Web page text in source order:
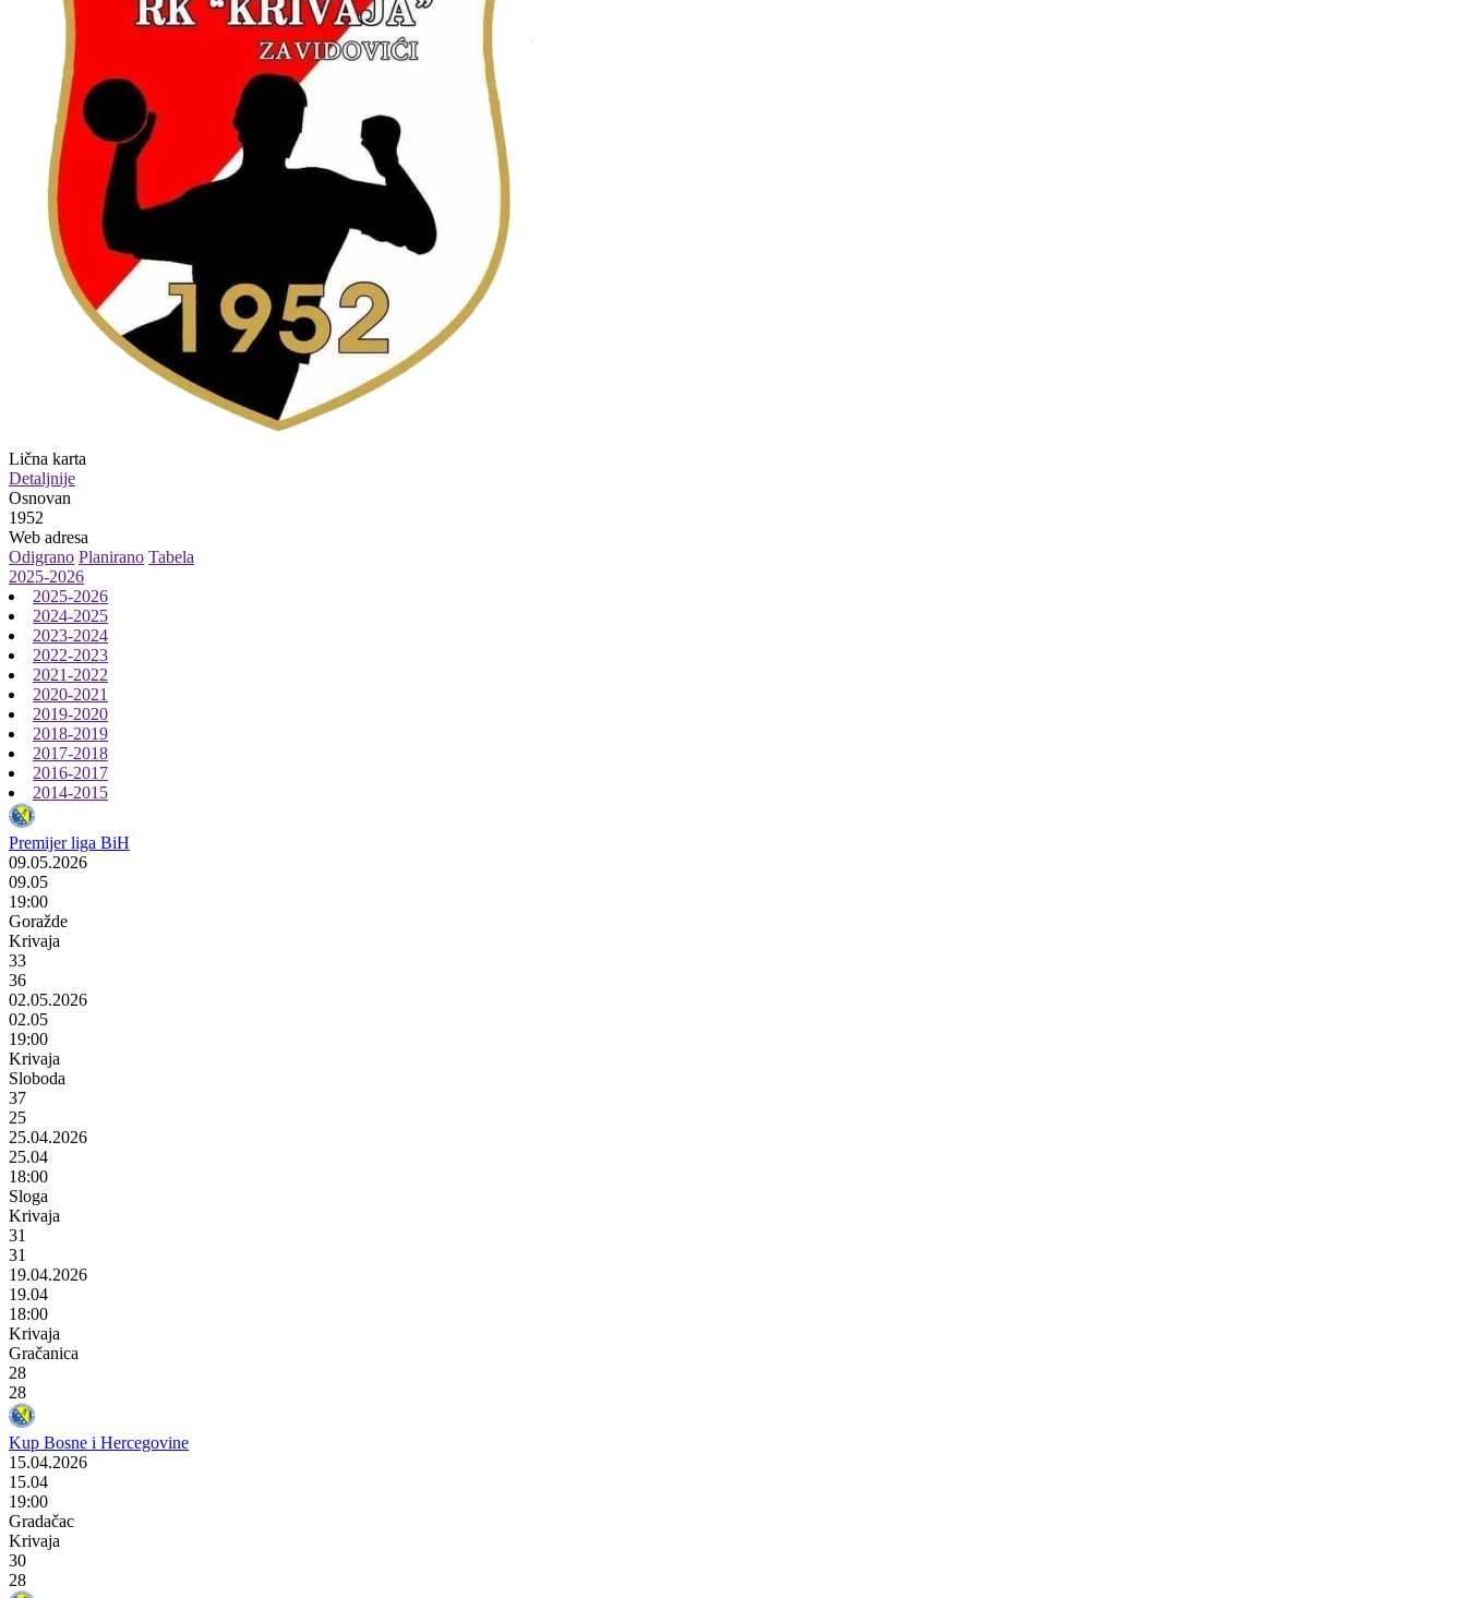
Lična karta
Detaljnije
Osnovan
1952
Web adresa
Odigrano Planirano Tabela
2025-2026
2025-2026
2024-2025
2023-2024
2022-2023
2021-2022
2020-2021
2019-2020
2018-2019
2017-2018
2016-2017
2014-2015
Premijer liga BiH
09.05.2026
09.05
19:00
Goražde
Krivaja
33
36
02.05.2026
02.05
19:00
Krivaja
Sloboda
37
25
25.04.2026
25.04
18:00
Sloga
Krivaja
31
31
19.04.2026
19.04
18:00
Krivaja
Gračanica
28
28
Kup Bosne i Hercegovine
15.04.2026
15.04
19:00
Gradačac
Krivaja
30
28